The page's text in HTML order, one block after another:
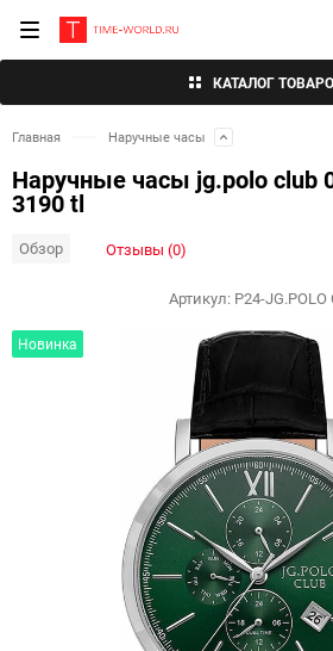
КАТАЛОГ
Главная Наручные часы
Наручные часы jg.polo club
3190 tl
Обзор Отзывы (0)
Новинка
Артикул: P24-